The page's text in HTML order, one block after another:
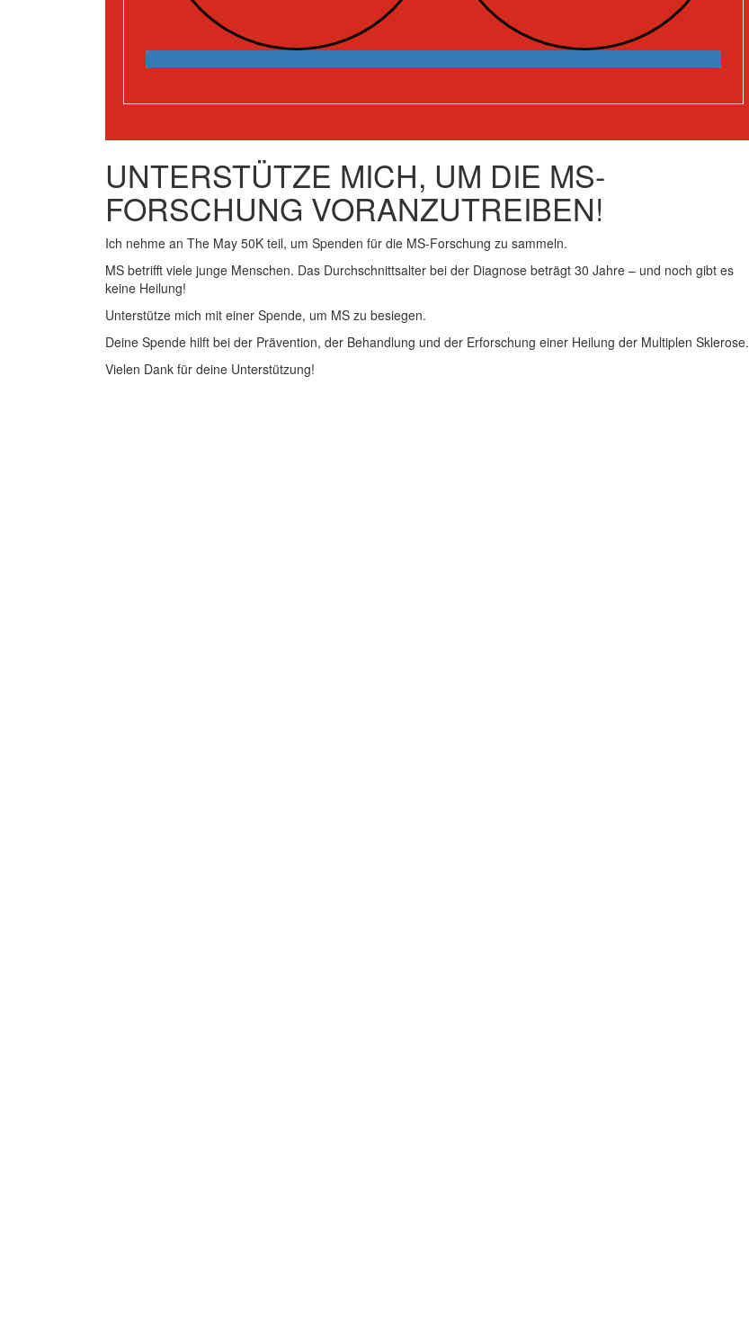
UNTERSTÜTZE MICH, UM DIE MS-
FORSCHUNG VORANZUTREIBEN!
Ich nehme an The May 50K teil, um Spenden für die MS-Forschung zu sammeln.
MS betrifft viele junge Menschen. Das Durchschnittsalter bei der Diagnose beträgt 30 Jahre – und noch gibt es
keine Heilung!
Unterstütze mich mit einer Spende, um MS zu besiegen.
Deine Spende hilft bei der Prävention, der Behandlung und der Erforschung einer Heilung der Multiplen Sklerose.
Vielen Dank für deine Unterstützung!